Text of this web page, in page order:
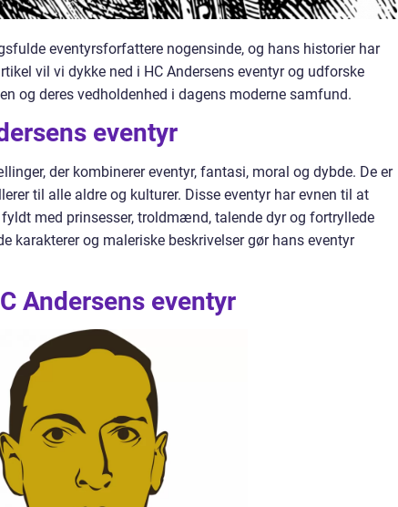
eventyrsforfattere nogensinde, og hans historier har
vil vi dykke ned i HC Andersens eventyr og udforske
og deres vedholdenhed i dagens moderne samfund.
eventyr
der kombinerer eventyr, fantasi, moral og dybde. De er
til alle aldre og kulturer. Disse eventyr har evnen til at
med prinsesser, troldmænd, talende dyr og fortryllede
karakterer og maleriske beskrivelser gør hans eventyr
Andersens eventyr